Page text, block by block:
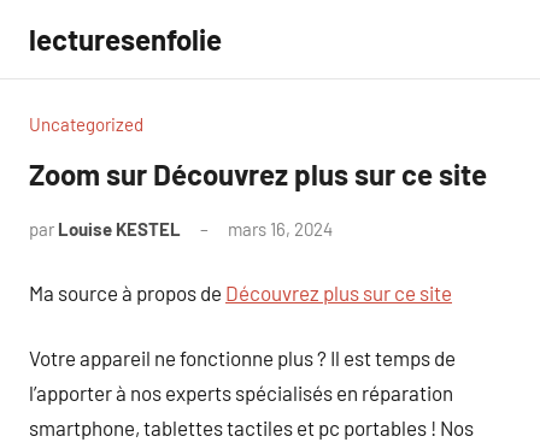
contenu
lecturesenfolie
Uncategorized
Zoom sur Découvrez plus sur ce site
par Louise KESTEL mars 16, 2024
Ma source à propos de Découvrez plus sur ce site
Votre appareil ne fonctionne plus ? Il est temps de
l’apporter à nos experts spécialisés en réparation
smartphone, tablettes tactiles et pc portables ! Nos